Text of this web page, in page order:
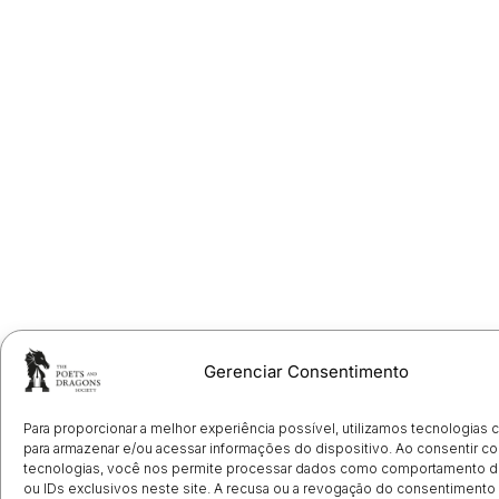
Gerenciar Consentimento
Para proporcionar a melhor experiência possível, utilizamos tecnologias
para armazenar e/ou acessar informações do dispositivo. Ao consentir
tecnologias, você nos permite processar dados como comportamento
ou IDs exclusivos neste site. A recusa ou a revogação do